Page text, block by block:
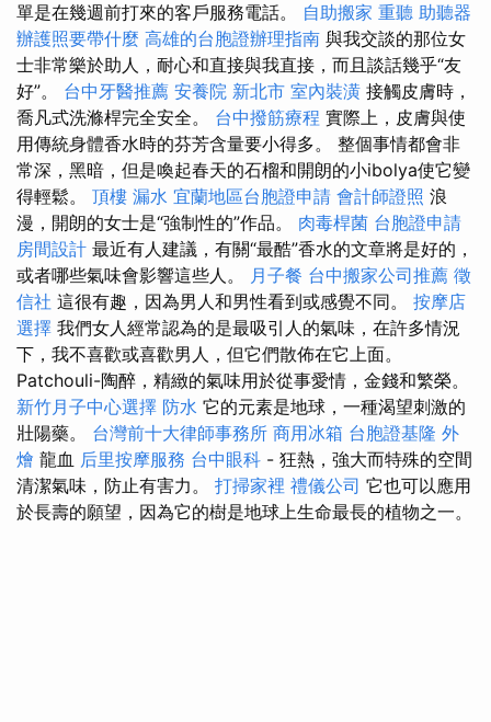
單是在幾週前打來的客戶服務電話。 自助搬家 重聽 助聽器
辦護照要帶什麼 高雄的台胞證辦理指南 與我交談的那位女
士非常樂於助人，耐心和直接與我直接，而且談話幾乎“友
好”。 台中牙醫推薦 安養院 新北市 室內裝潢 接觸皮膚時，
喬凡式洗滌桿完全安全。 台中撥筋療程 實際上，皮膚與使
用傳統身體香水時的芬芳含量要小得多。 整個事情都會非
常深，黑暗，但是喚起春天的石榴和開朗的小ibolya使它變
得輕鬆。 頂樓 漏水 宜蘭地區台胞證申請 會計師證照 浪
漫，開朗的女士是“強制性的”作品。 肉毒桿菌 台胞證申請
房間設計 最近有人建議，有關“最酷”香水的文章將是好的，
或者哪些氣味會影響這些人。 月子餐 台中搬家公司推薦 徵
信社 這很有趣，因為男人和男性看到或感覺不同。 按摩店
選擇 我們女人經常認為的是最吸引人的氣味，在許多情況
下，我不喜歡或喜歡男人，但它們散佈在它上面。
Patchouli-陶醉，精緻的氣味用於從事愛情，金錢和繁榮。
新竹月子中心選擇 防水 它的元素是地球，一種渴望刺激的
壯陽藥。 台灣前十大律師事務所 商用冰箱 台胞證基隆 外
燴 龍血 后里按摩服務 台中眼科 - 狂熱，強大而特殊的空間
清潔氣味，防止有害力。 打掃家裡 禮儀公司 它也可以應用
於長壽的願望，因為它的樹是地球上生命最長的植物之一。